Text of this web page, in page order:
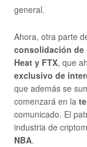
general.
Ahora, otra parte
consolidación de
Heat y FTX, que
exclusivo de
que además se
comenzará en la
comunicado. El
industria de
NBA.